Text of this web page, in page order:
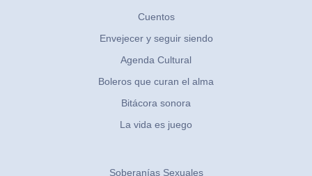
Cuentos
Envejecer y seguir siendo
Agenda Cultural
Boleros que curan el alma
Bitácora sonora
La vida es juego
Soberanías Sexuales